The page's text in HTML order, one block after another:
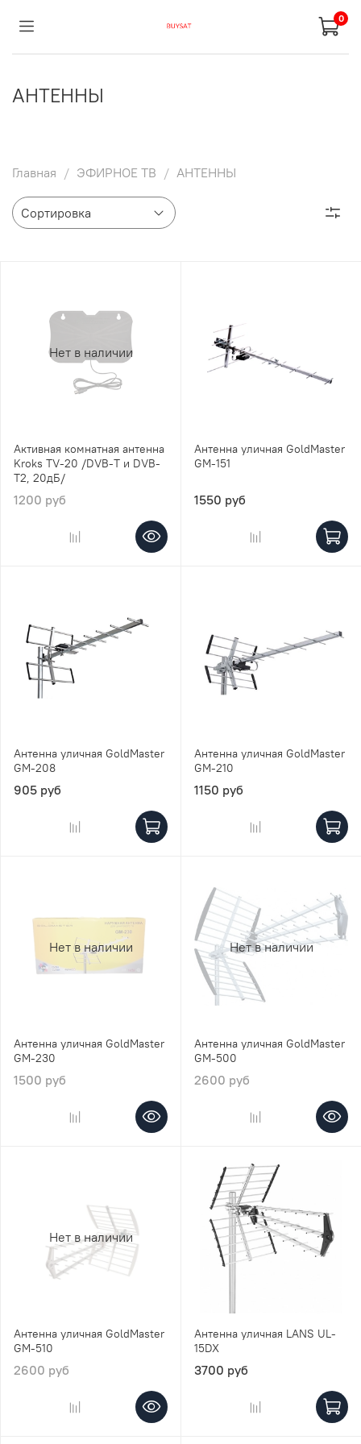
0
АНТЕННЫ
Главная ЭФИРНОЕ ТВ АНТЕННЫ
Нет в наличии
Активная комнатная антенна
Kroks TV-20 /DVB-T и DVB-
T2, 20дБ/
1200 руб
Антенна уличная GoldMaster
GM-151
1550 руб
Антенна уличная GoldMaster
GM-208
905 руб
Антенна уличная GoldMaster
GM-210
1150 руб
Нет в наличии
Антенна уличная GoldMaster
GM-230
1500 руб
Нет в наличии
Антенна уличная GoldMaster
GM-500
2600 руб
Нет в наличии
Антенна уличная GoldMaster
GM-510
2600 руб
Антенна уличная LANS UL-
15DX
3700 руб